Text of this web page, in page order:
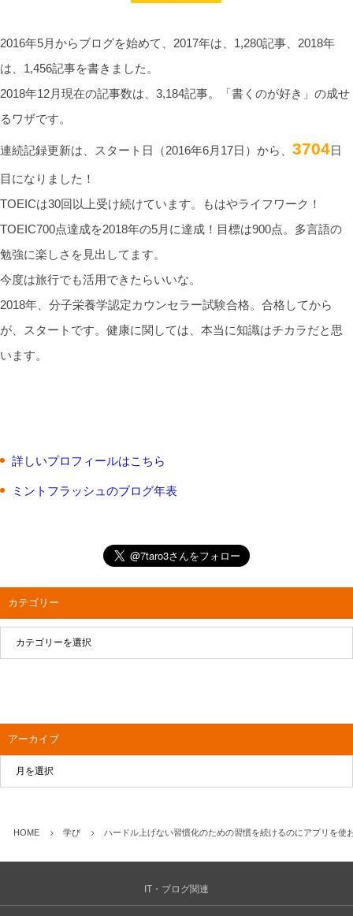
2016年5月からブログを始めて、2017年は、1,280記事、2018年
は、1,456記事を書きました。
2018年12月現在の記事数は、3,184記事。「書くのが好き」の成せ
るワザです。
連続記録更新は、スタート日（2016年6月17日）から、 3704日
目になりました！
TOEICは30回以上受け続けています。もはやライフワーク！
TOEIC700点達成を2018年の5月に達成！目標は900点。多言語の
勉強に楽しさを見出してます。
今度は旅行でも活用できたらいいな。
2018年、分子栄養学認定カウンセラー試験合格。合格してから
が、スタートです。健康に関しては、本当に知識はチカラだと思
います。
詳しいプロフィールはこちら
ミントフラッシュのブログ年表
カテゴリー
アーカイブ
HOME 学び ハードル上げない習慣化のための習慣を続けるのにアプリを使
IT・ブログ関連